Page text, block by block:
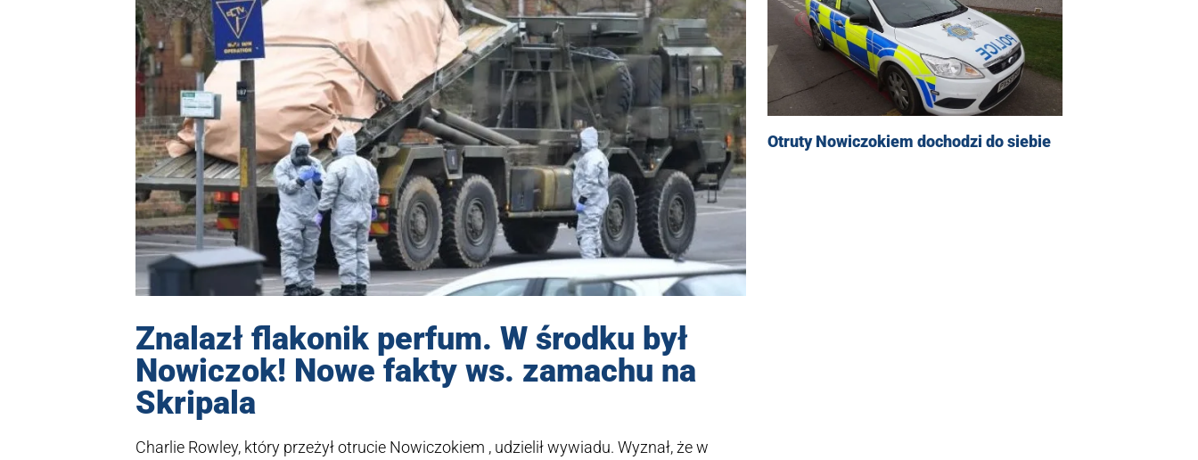
Znalazł flakonik perfum. W środku był
Nowiczok! Nowe fakty ws. zamachu na
Skripala
Charlie Rowley, który przeżył otrucie Nowiczokiem , udzielił wywiadu. Wyznał, że w
Otruty Nowiczokiem dochodzi do siebie